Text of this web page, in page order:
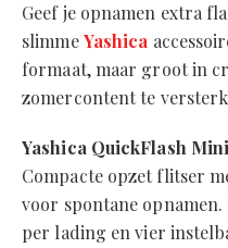
Geef je opnamen extra
slimmeYashica
formaat, maar groot in
zomercontent te
Yashica QuickFlash Mini
Compacte opzet flitser
voor spontane
per lading en vier